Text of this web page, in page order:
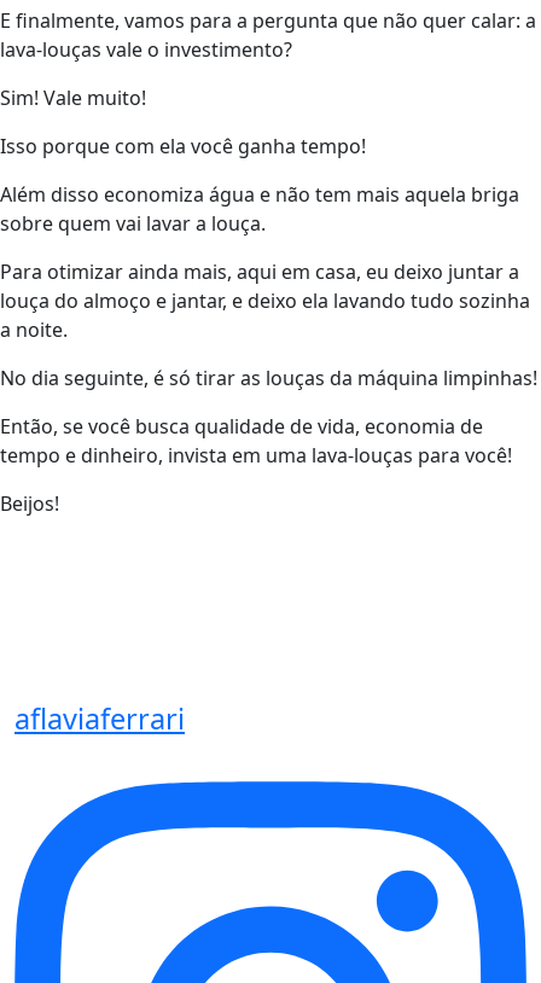
E finalmente, vamos para a pergunta que não quer calar: a
lava-louças vale o investimento?
Sim! Vale muito!
Isso porque com ela você ganha tempo!
Além disso economiza água e não tem mais aquela briga
sobre quem vai lavar a louça.
Para otimizar ainda mais, aqui em casa, eu deixo juntar a
louça do almoço e jantar, e deixo ela lavando tudo sozinha
a noite.
No dia seguinte, é só tirar as louças da máquina limpinhas!
Então, se você busca qualidade de vida, economia de
tempo e dinheiro, invista em uma lava-louças para você!
Beijos!
aflaviaferrari